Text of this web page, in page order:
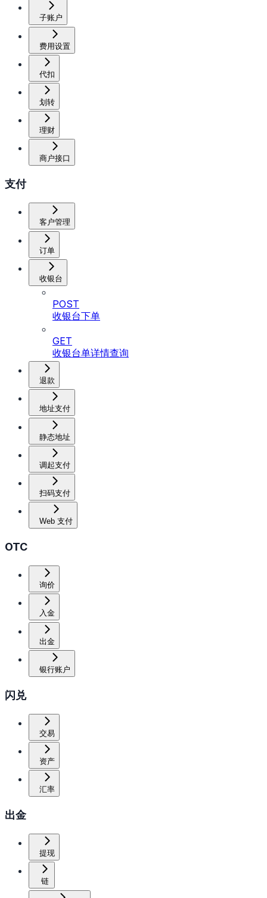
子账户
费用设置
代扣
划转
理财
商户接口
支付
客户管理
订单
收银台
POST
收银台下单
GET
收银台单详情查询
退款
地址支付
静态地址
调起支付
扫码支付
Web 支付
OTC
询价
入金
出金
银行账户
闪兑
交易
资产
汇率
出金
提现
链